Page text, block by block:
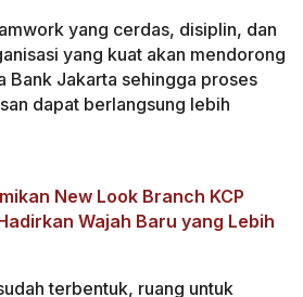
yang cerdas, disiplin, dan
yang kuat akan mendorong
Bank Jakarta sehingga proses
dapat berlangsung lebih
New Look Branch KCP
Wajah Baru yang Lebih
terbentuk, ruang untuk